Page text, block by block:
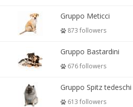
Gruppo Meticci
873 followers
Gruppo Bastardini
676 followers
Gruppo Spitz tedeschi
613 followers